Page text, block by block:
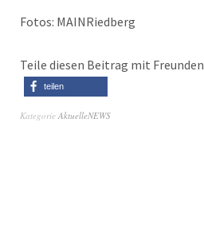
Fotos: MAINRiedberg
Teile diesen Beitrag mit Freunden
teilen
Kategorie AktuelleNEWS